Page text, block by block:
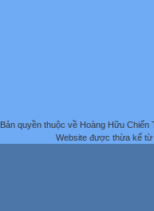
Bản quyền thuộc về Hoàng Hữu
Website được thừa kế từ